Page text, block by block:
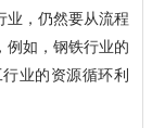
业，仍然要从流程
例如，钢铁行业的
业的资源循环利